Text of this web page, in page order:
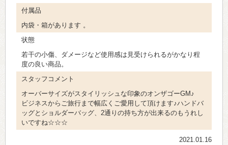
付属品
内袋・箱があります 。
状態
若干の小傷、ダメージなど使用感は見受けられるがかなり程
度の良い商品。
スタッフコメント
オーバーサイズがスタイリッシュな印象のオンザゴーGM♪
ビジネスからご旅行まで幅広くご愛用して頂けます♪ハンドバ
ッグとショルダーバッグ、2通りの持ち方が出来るのもうれし
いですね☆☆☆
2021.01.16